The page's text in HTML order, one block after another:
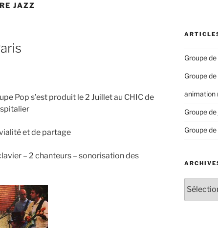
JAZZ
Pop s’est produit le 2 Juillet au CHIC de
et de partage
– 2 chanteurs – sonorisation des
Groupe
Groupe
animation
Groupe
Groupe